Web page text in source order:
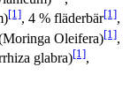
[1], 4 % fläderbär[1],
Oleifera)[1],
glabra)[1],